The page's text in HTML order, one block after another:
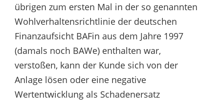
übrigen zum ersten Mal in der so genannten
Wohlverhaltensrichtlinie der deutschen
Finanzaufsicht BAFin aus dem Jahre 1997
(damals noch BAWe) enthalten war,
verstoßen, kann der Kunde sich von der
Anlage lösen oder eine negative
Wertentwicklung als Schadenersatz